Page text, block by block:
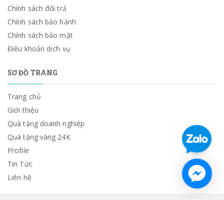
Chính sách đổi trả
Chính sách bảo hành
Chính sách bảo mật
Điều khoản dịch vụ
SƠ ĐỒ TRANG
Trang chủ
Giới thiệu
Quà tặng doanh nghiệp
Quà tặng vàng 24K
Profile
Tin Tức
Liên hệ